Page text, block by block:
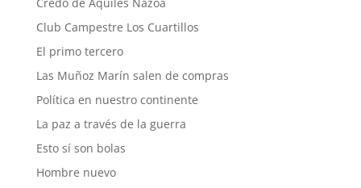
Club Campestre Los Cuartillos
El primo tercero
Las Muñoz Marín salen de compras
Política en nuestro continente
La paz a través de la guerra
Esto sí son bolas
Hombre nuevo